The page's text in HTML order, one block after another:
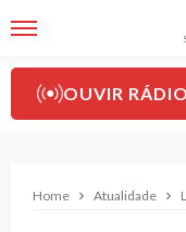
OUVIR RÁDIO
Home Atualidade